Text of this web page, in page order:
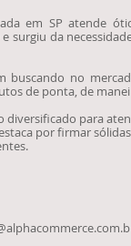
em SP atende
surgiu da
no
de ponta, de
para
por firmar